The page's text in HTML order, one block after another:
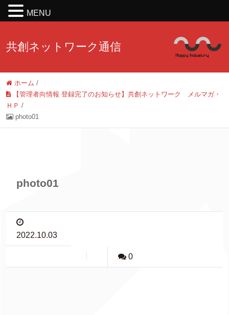
共創ネットワーク通信
ホーム /
【管理者向情報 登録完了のお知らせ】共創ネットワーク メルマガ・
ＨＰ /
photo01
photo01
2022.10.03
0
MENU